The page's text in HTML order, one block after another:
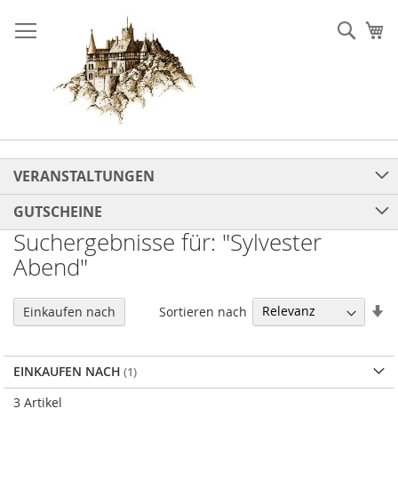
zum
Inhalt
VERANSTALTUNGEN
GUTSCHEINE
Suchergebnisse für: "Sylvester
Abend"
3 Artikel
Sortieren nach
Einkaufen nach
EINKAUFEN NACH